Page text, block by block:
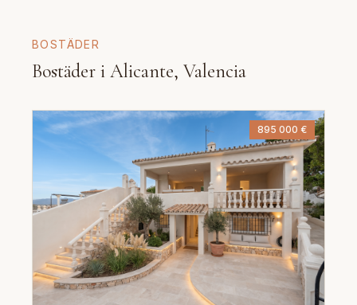
BOSTÄDER
Bostäder i Alicante, Valencia
895 000 €